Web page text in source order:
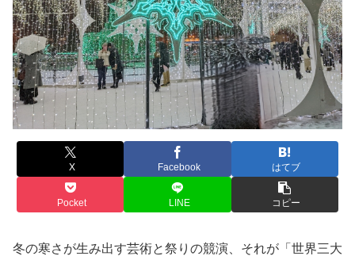
X Facebook はてブ
Pocket LINE コピー
冬の寒さが生み出す芸術と祭りの競演、それが「世界三大